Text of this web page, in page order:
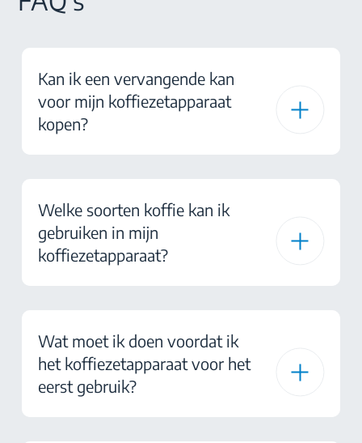
Kan ik een vervangende kan
voor mijn koffiezetapparaat
kopen?
Welke soorten koffie kan ik
gebruiken in mijn
koffiezetapparaat?
Wat moet ik doen voordat ik
het koffiezetapparaat voor het
eerst gebruik?